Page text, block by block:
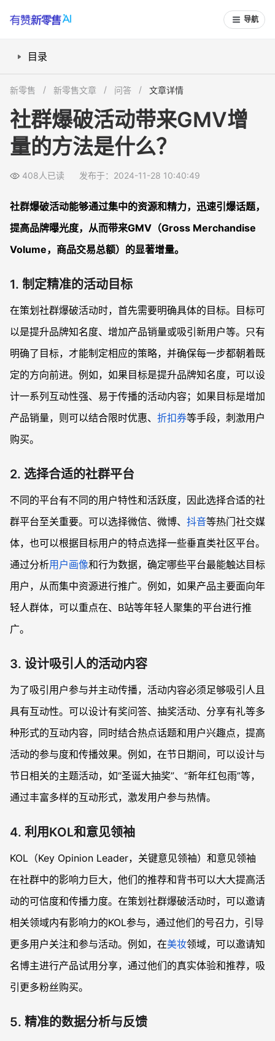
导航
目录
3. 设计吸引人的活动内容
4. 利用KOL和意见领袖
6. 多渠道联动推广
示例和案例分析
新零售 新零售文章 问答 文章详情
社群爆破活动带来GMV增
量的方法是什么？
408人已读 发布于：2024-11-28 10:40:49
社群爆破活动能够通过集中的资源和精力，迅速引爆话题，
提高品牌曝光度，从而带来GMV（Gross Merchandise
Volume，商品交易总额）的显著增量。
1. 制定精准的活动目标
在策划社群爆破活动时，首先需要明确具体的目标。目标可
以是提升品牌知名度、增加产品销量或吸引新用户等。只有
明确了目标，才能制定相应的策略，并确保每一步都朝着既
定的方向前进。例如，如果目标是提升品牌知名度，可以设
计一系列互动性强、易于传播的活动内容；如果目标是增加
产品销量，则可以结合限时优惠、 折扣券等手段，刺激用户
购买。
2. 选择合适的社群平台
不同的平台有不同的用户特性和活跃度，因此选择合适的社
群平台至关重要。可以选择微信、微博、 抖音等热门社交媒
体，也可以根据目标用户的特点选择一些垂直类社区平台。
通过分析用户画像和行为数据，确定哪些平台最能触达目标
用户，从而集中资源进行推广。例如，如果产品主要面向年
轻人群体，可以重点在、B站等年轻人聚集的平台进行推
广。
3. 设计吸引人的活动内容
为了吸引用户参与并主动传播，活动内容必须足够吸引人且
具有互动性。可以设计有奖问答、抽奖活动、分享有礼等多
种形式的互动内容，同时结合热点话题和用户兴趣点，提高
活动的参与度和传播效果。例如，在节日期间，可以设计与
节日相关的主题活动，如“圣诞大抽奖”、“新年红包雨”等，
通过丰富多样的互动形式，激发用户参与热情。
4. 利用KOL和意见领袖
KOL（Key Opinion Leader，关键意见领袖）和意见领袖
在社群中的影响力巨大，他们的推荐和背书可以大大提高活
动的可信度和传播力度。在策划社群爆破活动时，可以邀请
相关领域内有影响力的KOL参与，通过他们的号召力，引导
更多用户关注和参与活动。例如，在美妆领域，可以邀请知
名博主进行产品试用分享，通过他们的真实体验和推荐，吸
引更多粉丝购买。
5. 精准的数据分析与反馈